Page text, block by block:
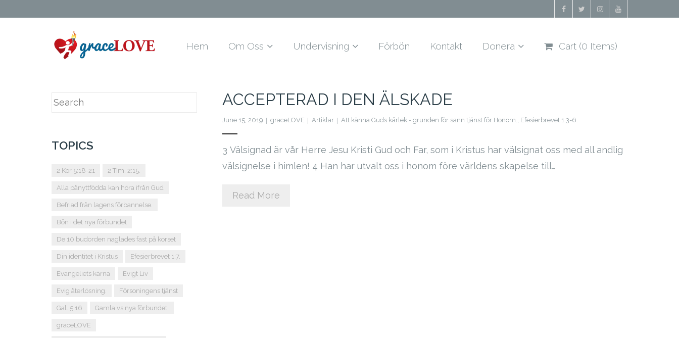
Hem Om Oss Undervisning Förbön Kontakt Donera Cart (0 Items)
ACCEPTERAD I DEN ÄLSKADE
June 15, 2019 graceLOVE Artiklar Att känna Guds kärlek - grunden för sann tjänst för Honom., Efesierbrevet 1:3-6.
3 Välsignad är vår Herre Jesu Kristi Gud och Far, som i Kristus har välsignat oss med all andlig
välsignelse i himlen! 4 Han har utvalt oss i honom före världens skapelse till…
Read More
TOPICS
2 Kor 5:18-21 2 Tim. 2:15.
Alla pånyttfödda kan höra ifrån Gud
Befriad från lagens förbannelse.
Bön i det nya förbundet
De 10 budorden naglades fast på korset
Din identitet i Kristus Efesierbrevet 1:7.
Evangeliets kärna Evigt Liv
Evig återlösning. Försoningens tjänst
Gal. 5:16 Gamla vs nya förbundet.
graceLOVE